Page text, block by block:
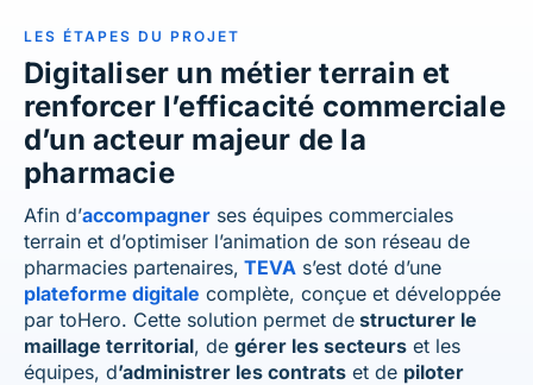
LES ÉTAPES DU PROJET
Digitaliser un métier terrain et
renforcer l’efficacité commerciale
d’un acteur majeur de la
pharmacie
Afin d’accompagner ses équipes commerciales
terrain et d’optimiser l’animation de son réseau de
pharmacies partenaires, TEVA s’est doté d’une
plateforme digitale complète, conçue et développée
par toHero. Cette solution permet de structurer le
maillage territorial, de gérer les secteurs et les
équipes, d’administrer les contrats et de piloter